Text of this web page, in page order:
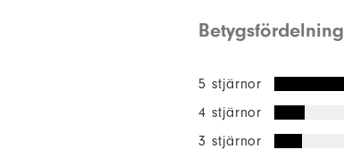
Betygsfördelning
5 stjärnor
4 stjärnor
3 stjärnor